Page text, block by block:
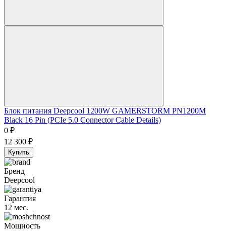
Блок питания Deepcool 1200W GAMERSTORM PN1200M
Black 16 Pin (PCIe 5.0 Connector Cable Details)
0 ₽
12 300 ₽
Купить
Бренд
Deepcool
Гарантия
12 мес.
Мощность